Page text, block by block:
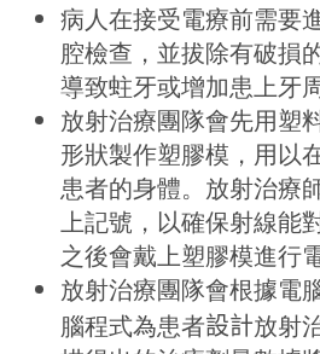
病人在接受電療前需要
腔檢查，並拔除有破損
導致蛀牙或增加患上牙
放射治療團隊會先用塑
形狀製作塑膠模，用以
患者的身體。放射治療
上記號，以確保射線能
之後會戴上塑膠模進行
放射治療團隊會根據電
腦程式為患者設計放射